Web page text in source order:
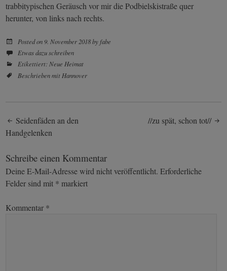
trabbitypischen Geräusch vor mir die Podbielskistraße quer
herunter, von links nach rechts.
Posted on 9. November 2018by fabe
Etwas dazu schreiben
Etikettiert: Neue Heimat
Beschrieben mit Hannover
Post
navigation
Seidenfäden an den
Handgelenken
//zu spät, schon tot//
Schreibe einen Kommentar
Deine E-Mail-Adresse wird nicht veröffentlicht. Erforderliche
Felder sind mit * markiert
Kommentar *